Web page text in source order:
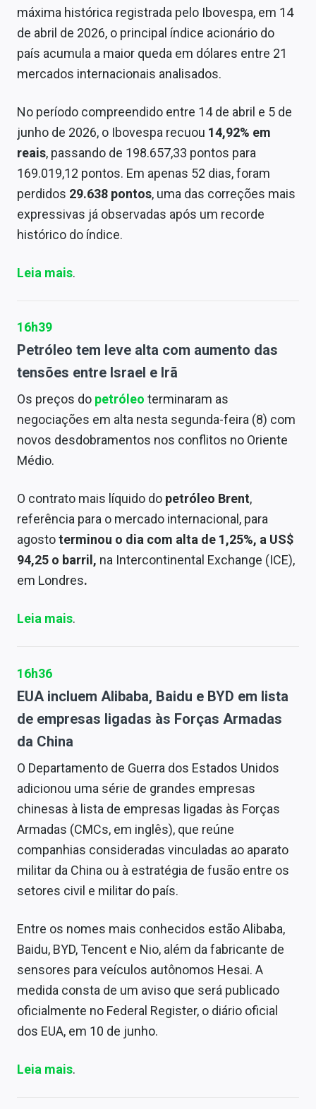
máxima histórica registrada pelo Ibovespa, em 14
de abril de 2026, o principal índice acionário do
país acumula a maior queda em dólares entre 21
mercados internacionais analisados.
No período compreendido entre 14 de abril e 5 de
junho de 2026, o Ibovespa recuou 14,92% em
reais, passando de 198.657,33 pontos para
169.019,12 pontos. Em apenas 52 dias, foram
perdidos 29.638 pontos, uma das correções mais
expressivas já observadas após um recorde
histórico do índice.
Leia mais.
16h39
Petróleo tem leve alta com aumento das
tensões entre Israel e Irã
Os preços do petróleo terminaram as
negociações em alta nesta segunda-feira (8) com
novos desdobramentos nos conflitos no Oriente
Médio.
O contrato mais líquido do petróleo Brent,
referência para o mercado internacional, para
agostoterminou o dia com alta de 1,25%, a US$
94,25 o barril, na Intercontinental Exchange (ICE),
em Londres.
Leia mais.
16h36
EUA incluem Alibaba, Baidu e BYD em lista
de empresas ligadas às Forças Armadas
da China
O Departamento de Guerra dos Estados Unidos
adicionou uma série de grandes empresas
chinesas à lista de empresas ligadas às Forças
Armadas (CMCs, em inglês), que reúne
companhias consideradas vinculadas ao aparato
militar da China ou à estratégia de fusão entre os
setores civil e militar do país.
Entre os nomes mais conhecidos estão Alibaba,
Baidu, BYD, Tencent e Nio, além da fabricante de
sensores para veículos autônomos Hesai. A
medida consta de um aviso que será publicado
oficialmente no Federal Register, o diário oficial
dos EUA, em 10 de junho.
Leia mais.